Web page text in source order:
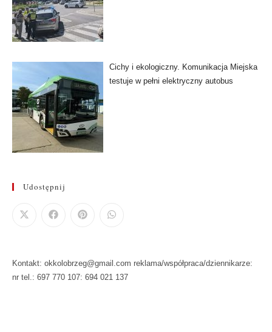
Cichy i ekologiczny. Komunikacja Miejska
testuje w pełni elektryczny autobus
Udostępnij
Kontakt: okkolobrzeg@gmail.com reklama/współpraca/dziennikarze:
nr tel.: 697 770 107: 694 021 137